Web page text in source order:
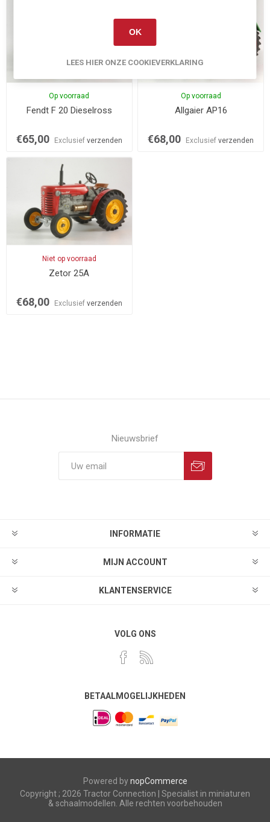
Op voorraad
Fendt F 20 Dieselross
€65,00 Exclusief verzenden
Op voorraad
Allgaier AP16
€68,00 Exclusiefverzenden
Niet op voorraad
Zetor 25A
€68,00 Exclusief verzenden
Nieuwsbrief
INFORMATIE
MIJN ACCOUNT
KLANTENSERVICE
VOLG ONS
BETAALMOGELIJKHEDEN
Powered bynopCommerce
Copyright ; 2026 Tractor Connection | Specialist in miniaturen
& schaalmodellen. Alle rechten voorbehouden
OK
LEES HIER ONZE COOKIEVERKLARING